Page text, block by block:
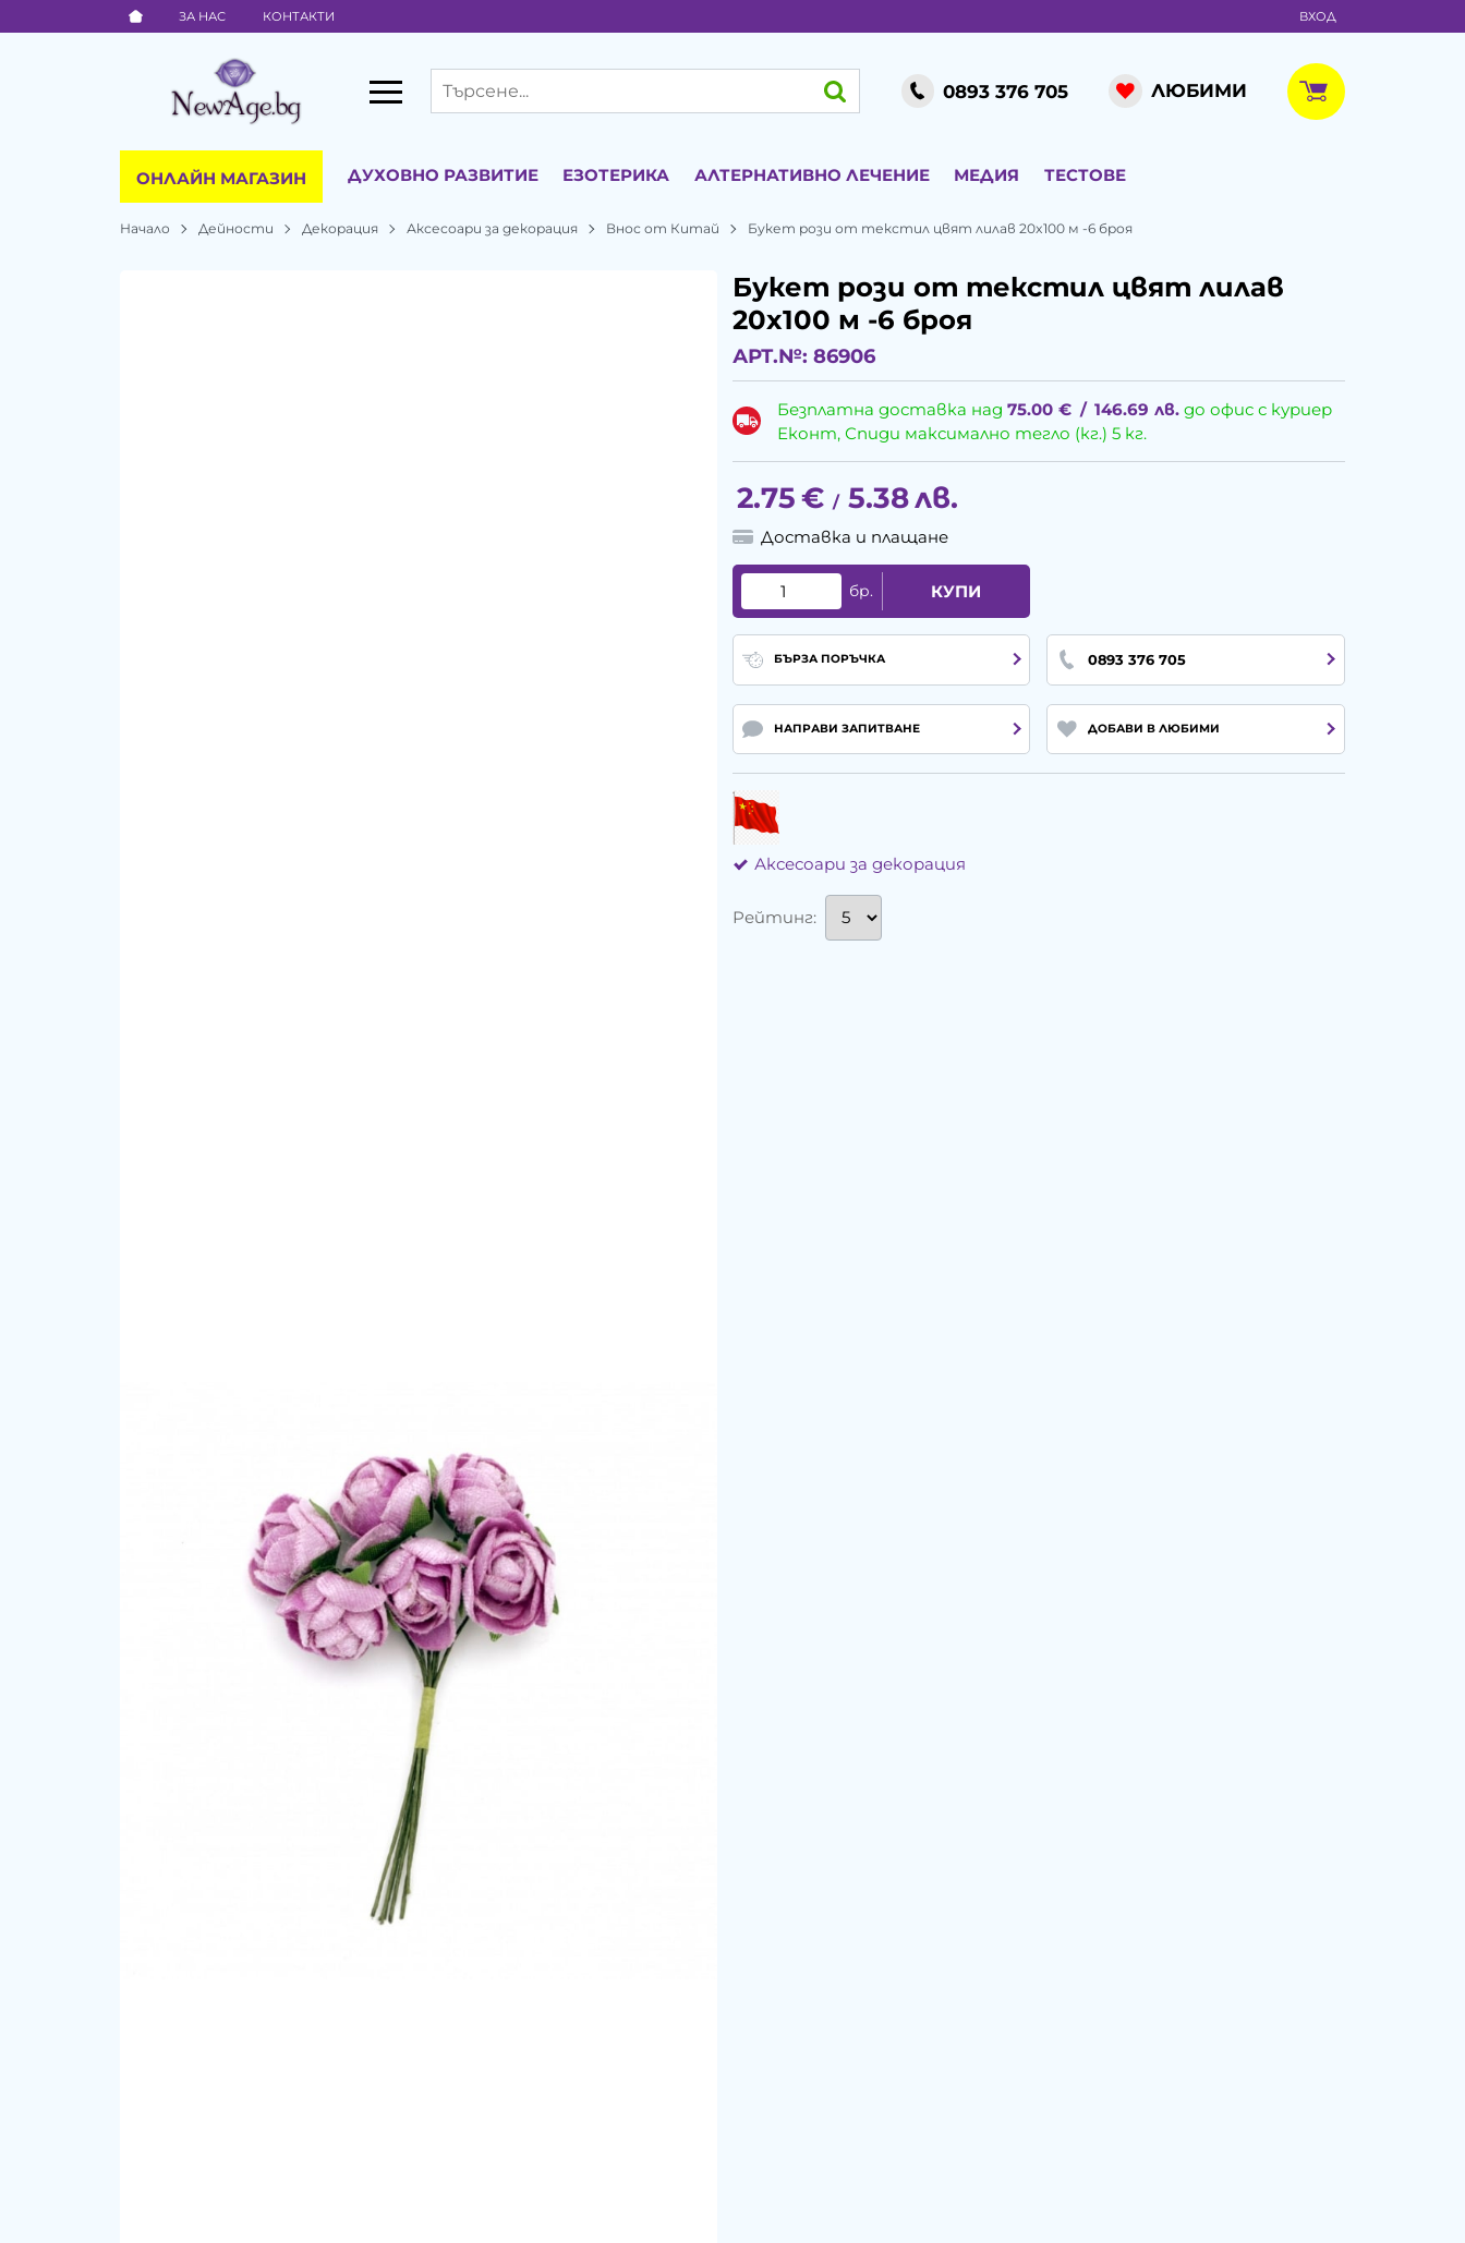
ЗА НАС КОНТАКТИ ВХОД
0893 376 705 ЛЮБИМИ
ОНЛАЙН МАГАЗИН ДУХОВНО РАЗВИТИЕ ЕЗОТЕРИКА АЛТЕРНАТИВНО ЛЕЧЕНИЕ МЕДИЯ ТЕСТОВЕ
Начало Дейности Декорация Аксесоари за декорация Внос от Китай Букет рози от текстил цвят лилав 20x100 м -6 броя
Букет рози от текстил цвят лилав
20x100 м -6 броя
АРТ.№: 86906
Безплатна доставка над75.00 € / 146.69 лв. до офис с куриер
Еконт, Спиди максимално тегло (кг.) 5 кг.
2.75€ / 5.38лв.
Доставка и плащане
бр. КУПИ
БЪРЗА ПОРЪЧКА 0893 376 705
НАПРАВИ ЗАПИТВАНЕ ДОБАВИ В ЛЮБИМИ
Аксесоари за декорация
Рейтинг: